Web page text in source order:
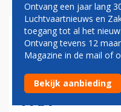
ALASKA
ALLE
AAN DE
FAA
Ontvang een jaar lang
Luchtvaartnieuws en
toegang tot al het
Ontvang tevens 12
Magazine in de mail of
Bekijk aanbieding